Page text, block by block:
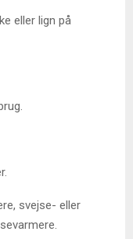
eller lign på
svejse- eller